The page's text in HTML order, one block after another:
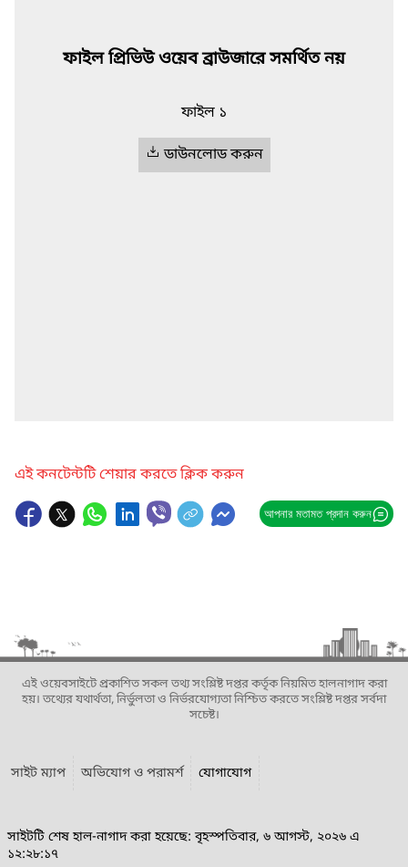
ফাইল প্রিভিউ ওয়েব ব্রাউজারে সমর্থিত নয়
ফাইল ১
ডাউনলোড করুন
এই কনটেন্টটি শেয়ার করতে ক্লিক করুন
আপনার মতামত প্রদান করুন
এই ওয়েবসাইটে প্রকাশিত সকল তথ্য সংশ্লিষ্ট দপ্তর কর্তৃক নিয়মিত হালনাগাদ করা
হয়। তথ্যের যথার্থতা, নির্ভুলতা ও নির্ভরযোগ্যতা নিশ্চিত করতে সংশ্লিষ্ট দপ্তর সর্বদা
সচেষ্ট।
সাইট ম্যাপ অভিযোগ ও পরামর্শ যোগাযোগ
সাইটটি শেষ হাল-নাগাদ করা হয়েছে: বৃহস্পতিবার, ৬ আগস্ট, ২০২৬ এ
১২:২৮:১৭